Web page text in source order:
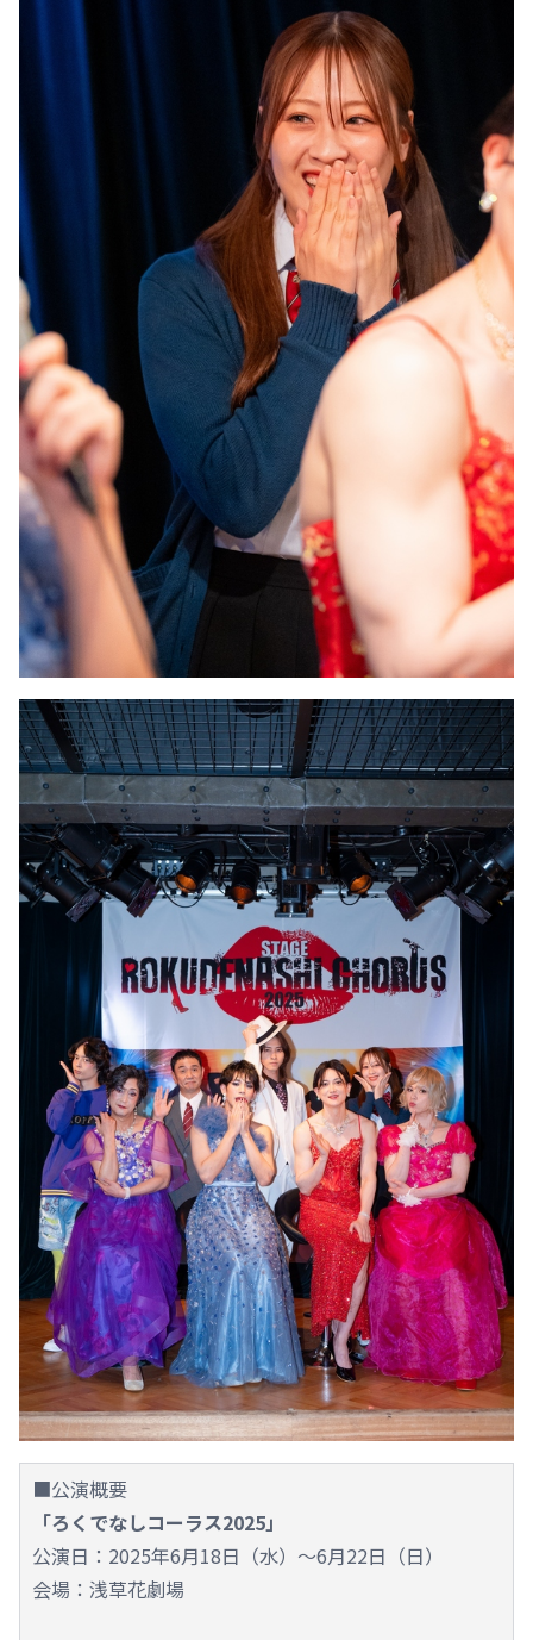
■公演概要
「ろくでなしコーラス2025」
公演日：2025年6月18日（水）～6月22日（日）
会場：浅草花劇場